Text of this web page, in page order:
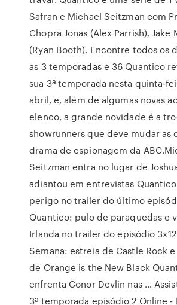
Safran e Michael Seitzman com
Chopra Jonas (Alex Parrish), Jake
(Ryan Booth). Encontre todos os
as 3 temporadas e 36 Quantico
sua 3ª temporada nesta quinta-
abril, e, além de algumas novas
elenco, a grande novidade é a
showrunners que deve mudar as
drama de espionagem da
Seitzman entra no lugar de
adiantou em entrevistas
perigo no trailer do último
Quantico: pulo de paraquedas e
Irlanda no trailer do episódio
Semana: estreia de Castle Rock
de Orange is the New Black
enfrenta Conor Devlin nas …
3ª temporada episódio 2 Online -